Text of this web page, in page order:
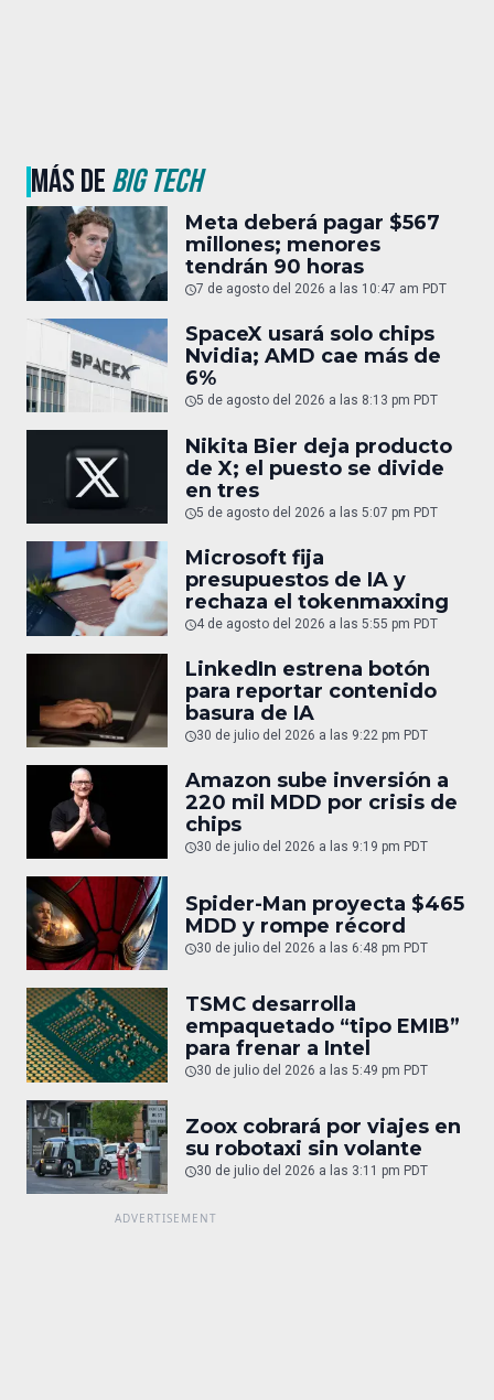
MÁS DEBIG TECH
Meta deberá pagar $567
millones; menores
tendrán 90 horas
7 de agosto del 2026 a las 10:47 am PDT
SpaceX usará solo chips
Nvidia; AMD cae más de
6%
5 de agosto del 2026 a las 8:13 pm PDT
Nikita Bier deja producto
de X; el puesto se divide
en tres
5 de agosto del 2026 a las 5:07 pm PDT
Microsoft fija
presupuestos de IA y
rechaza el tokenmaxxing
4 de agosto del 2026 a las 5:55 pm PDT
LinkedIn estrena botón
para reportar contenido
basura de IA
30 de julio del 2026 a las 9:22 pm PDT
Amazon sube inversión a
220 mil MDD por crisis de
chips
30 de julio del 2026 a las 9:19 pm PDT
Spider-Man proyecta $465
MDD y rompe récord
30 de julio del 2026 a las 6:48 pm PDT
TSMC desarrolla
empaquetado “tipo EMIB”
para frenar a Intel
30 de julio del 2026 a las 5:49 pm PDT
Zoox cobrará por viajes en
su robotaxi sin volante
30 de julio del 2026 a las 3:11 pm PDT